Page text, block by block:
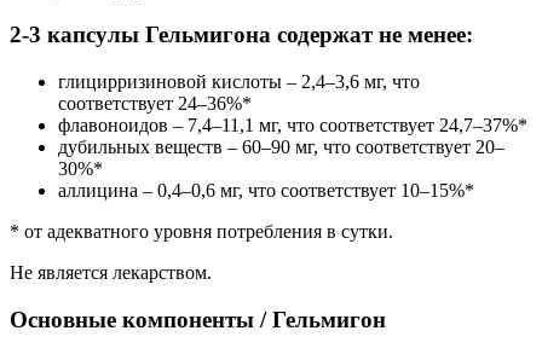
2-3 капсулы Гельмигона содержат не менее:
глицирризиновой кислоты – 2,4–3,6 мг, что
соответствует 24–36%*
флавоноидов – 7,4–11,1 мг, что соответствует 24,7–37%*
дубильных веществ – 60–90 мг, что соответствует 20–
30%*
аллицина – 0,4–0,6 мг, что соответствует 10–15%*
* от адекватного уровня потребления в сутки.
Не является лекарством.
Основные компоненты / Гельмигон